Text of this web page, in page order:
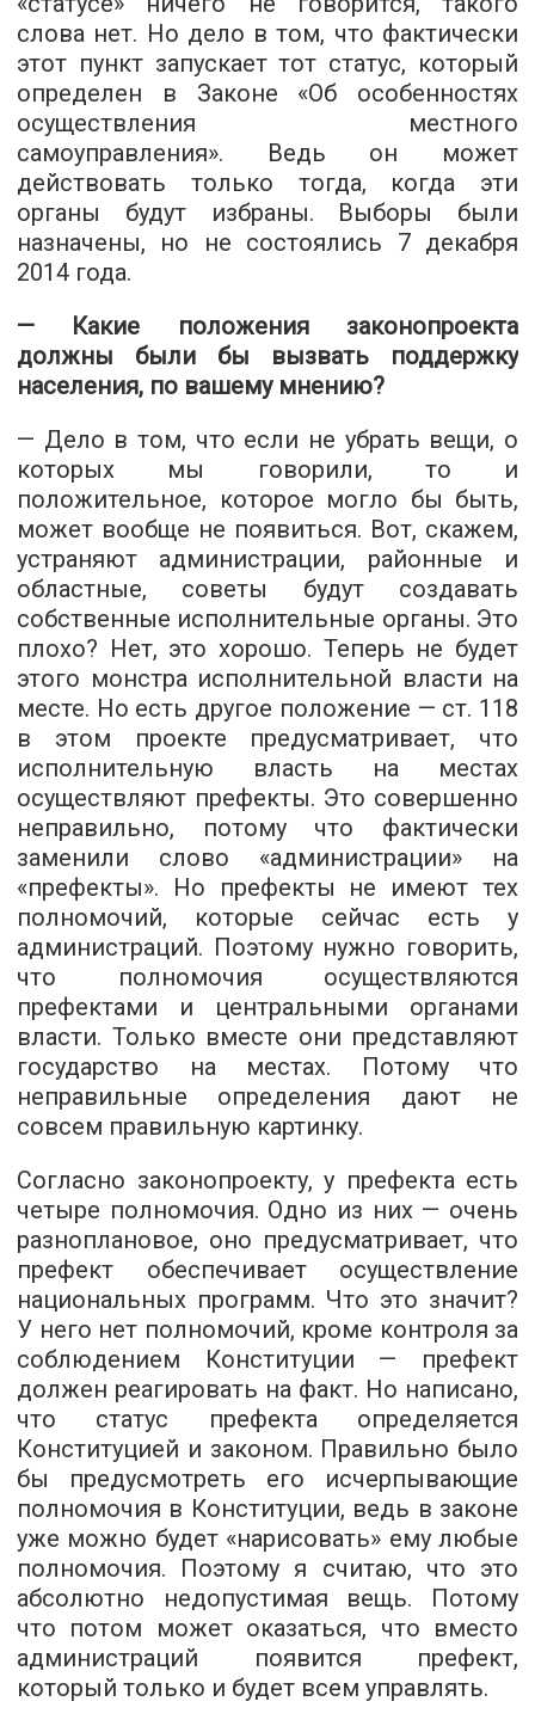
слова нет. Но дело в том, что фактически
этот пункт запускает тот статус, который
определен в Законе «Об особенностях
осуществления местного
самоуправления». Ведь он может
действовать только тогда, когда эти
органы будут избраны. Выборы были
назначены, но не состоялись 7 декабря
2014 года.
— Какие положения законопроекта
должны были бы вызвать поддержку
населения, по вашему мнению?
— Дело в том, что если не убрать вещи, о
которых мы говорили, то и
положительное, которое могло бы быть,
может вообще не появиться. Вот, скажем,
устраняют администрации, районные и
областные, советы будут создавать
собственные исполнительные органы. Это
плохо? Нет, это хорошо. Теперь не будет
этого монстра исполнительной власти на
месте. Но есть другое положение — ст. 118
в этом проекте предусматривает, что
исполнительную власть на местах
осуществляют префекты. Это совершенно
неправильно, потому что фактически
заменили слово «администрации» на
«префекты». Но префекты не имеют тех
полномочий, которые сейчас есть у
администраций. Поэтому нужно говорить,
что полномочия осуществляются
префектами и центральными органами
власти. Только вместе они представляют
государство на местах. Потому что
неправильные определения дают не
совсем правильную картинку.
Согласно законопроекту, у префекта есть
четыре полномочия. Одно из них — очень
разноплановое, оно предусматривает, что
префект обеспечивает осуществление
национальных программ. Что это значит?
У него нет полномочий, кроме контроля за
соблюдением Конституции — префект
должен реагировать на факт. Но написано,
что статус префекта определяется
Конституцией и законом. Правильно было
бы предусмотреть его исчерпывающие
полномочия в Конституции, ведь в законе
уже можно будет «нарисовать» ему любые
полномочия. Поэтому я считаю, что это
абсолютно недопустимая вещь. Потому
что потом может оказаться, что вместо
администраций появится префект,
который только и будет всем управлять.